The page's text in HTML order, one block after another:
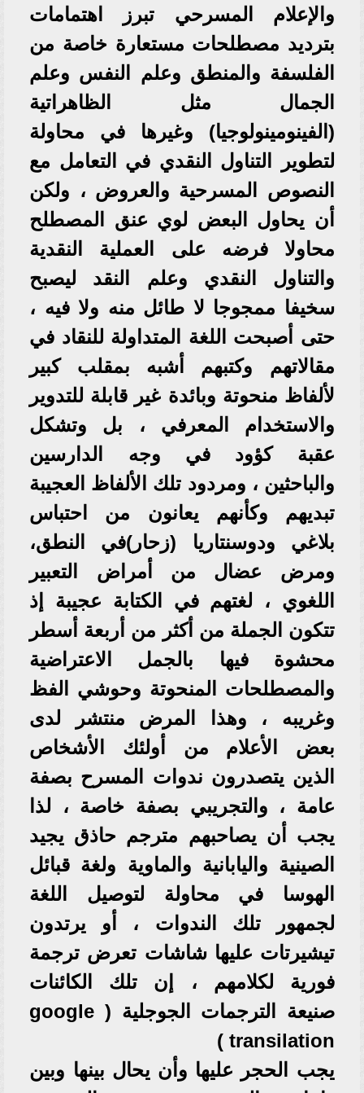
والإعلام المسرحي تبرز اهتمامات
بترديد مصطلحات مستعارة خاصة من
الفلسفة والمنطق وعلم النفس وعلم
الجمال مثل الظاهراتية
(الفينومينولوجيا) وغيرها في محاولة
لتطوير التناول النقدي في التعامل مع
النصوص المسرحية والعروض ، ولكن
أن يحاول البعض لوي عنق المصطلح
محاولا فرضه على العملية النقدية
والتناول النقدي وعلم النقد ليصبح
سخيفا ممجوجا لا طائل منه ولا فيه ،
حتى أصبحت اللغة المتداولة للنقاد في
مقالاتهم وكتبهم أشبه بمقلب كبير
لألفاظ منحوتة وبائدة غير قابلة للتدوير
والاستخدام المعرفي ، بل وتشكل
عقبة كؤود في وجه الدارسين
والباحثين ، ومردود تلك الألفاظ العجيبة
تبديهم وكأنهم يعانون من احتباس
بلاغي ودوسنتاريا (زحار)في النطق،
ومرض عضال من أمراض التعبير
اللغوي ، لغتهم في الكتابة عجيبة إذ
تتكون الجملة من أكثر من أربعة أسطر
محشوة فيها بالجمل الاعتراضية
والمصطلحات المنحوتة وحوشي الفظ
وغريبه ، وهذا المرض منتشر لدى
بعض الأعلام من أولئك الأشخاص
الذين يتصدرون ندوات المسرح بصفة
عامة ، والتجريبي بصفة خاصة ، لذا
يجب أن يصاحبهم مترجم حاذق يجيد
الصينية واليابانية والماوية ولغة قبائل
الهوسا في محاولة لتوصيل اللغة
لجمهور تلك الندوات ، أو يرتدون
تيشيرتات عليها شاشات تعرض ترجمة
فورية لكلامهم ، إن تلك الكائنات
صنيعة الترجمات الجوجلية ( google
transilation )
يجب الحجر عليها وأن يحال بينها وبين